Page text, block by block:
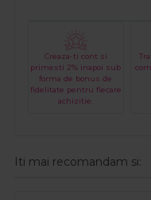
Creaza-ti cont si
primesti 2% inapoi sub
forma de bonus de
fidelitate pentru fiecare
achizitie.
Iti mai recomandam si: